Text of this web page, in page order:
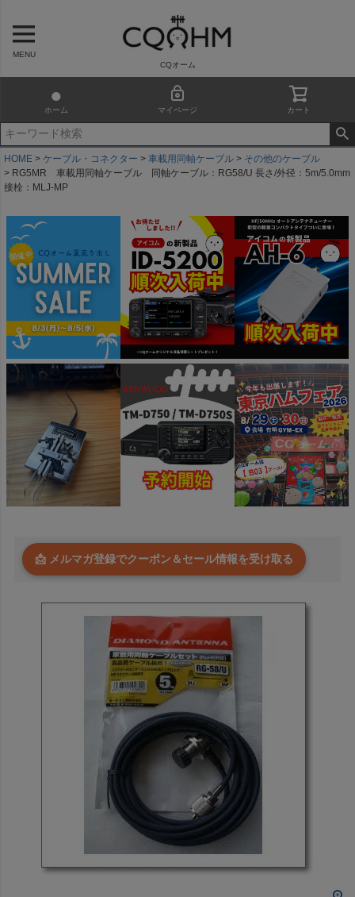
MENU
CQオーム
ホーム マイページ カート
HOME ケーブル・コネクター 車載用同軸ケーブル
その他のケーブル
RG5MR 車載用同軸ケーブル 同軸ケーブル：RG58/U 長さ/外径：5m/5.0mm
接栓：MLJ-MP
📩 メルマガ登録でクーポン＆セール情報を受け取る